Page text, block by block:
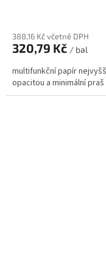
388,16 Kč včetně DPH
320,79 Kč / bal
multifunkční papír
opacitou a minimální praš